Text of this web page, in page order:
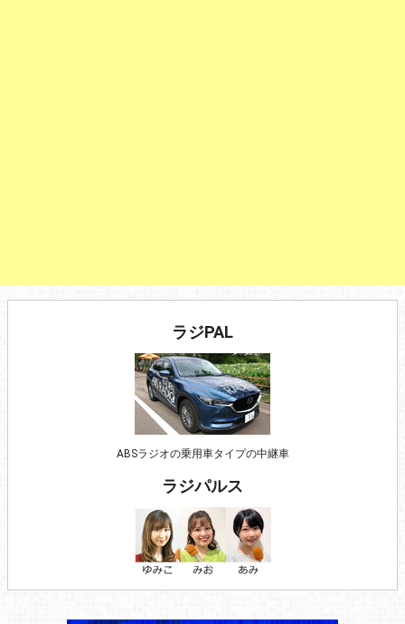
ラジPAL
ABSラジオの乗用車タイプの中継車
ラジパルス